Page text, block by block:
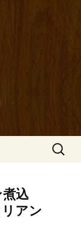
アン
の公式
ポ）」。
ーブ牛の
ーも豊富
みのお客
検
込
アン